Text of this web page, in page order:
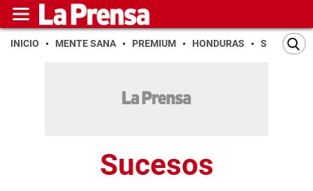
INICIO MENTE SANA PREMIUM HONDURAS SAN PEDRO
Sucesos